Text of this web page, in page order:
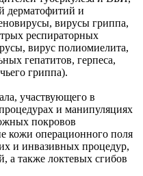
дерматофитий и
вирусы гриппа,
респираторных
вирус полиомиелита,
гепатитов, герпеса,
гриппа).
участвующего в
и манипуляциях
покровов
кожи операционного поля
и инвазивных процедур,
а также локтевых сгибов